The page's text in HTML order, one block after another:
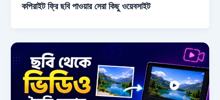
কপিরাইট ফ্রি ছবি পাওয়ার সেরা কিছু ওয়েবসাইট